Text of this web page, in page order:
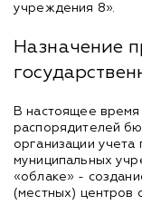
учреждения 8».
Назначение
В настоящее время
распорядителей
организации
муниципальных
«облаке» -
(местных) центров